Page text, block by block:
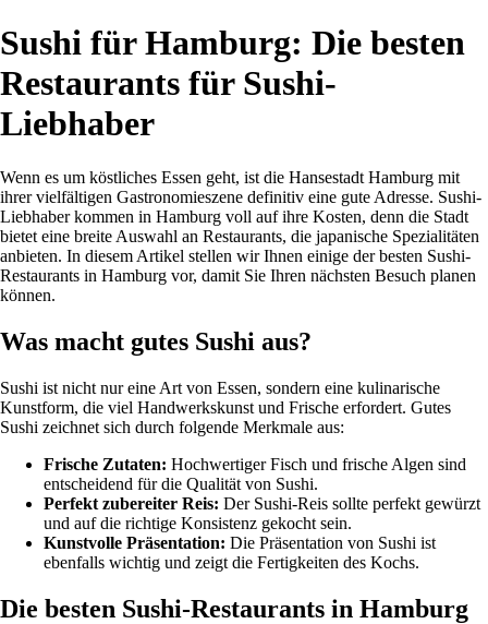
Sushi für Hamburg: Die besten
Restaurants für Sushi-
Liebhaber
Wenn es um köstliches Essen geht, ist die Hansestadt Hamburg mit
ihrer vielfältigen Gastronomieszene definitiv eine gute Adresse. Sushi-
Liebhaber kommen in Hamburg voll auf ihre Kosten, denn die Stadt
bietet eine breite Auswahl an Restaurants, die japanische Spezialitäten
anbieten. In diesem Artikel stellen wir Ihnen einige der besten Sushi-
Restaurants in Hamburg vor, damit Sie Ihren nächsten Besuch planen
können.
Was macht gutes Sushi aus?
Sushi ist nicht nur eine Art von Essen, sondern eine kulinarische
Kunstform, die viel Handwerkskunst und Frische erfordert. Gutes
Sushi zeichnet sich durch folgende Merkmale aus:
Frische Zutaten: Hochwertiger Fisch und frische Algen sind
entscheidend für die Qualität von Sushi.
Perfekt zubereiter Reis: Der Sushi-Reis sollte perfekt gewürzt
und auf die richtige Konsistenz gekocht sein.
Kunstvolle Präsentation: Die Präsentation von Sushi ist
ebenfalls wichtig und zeigt die Fertigkeiten des Kochs.
Die besten Sushi-Restaurants in Hamburg